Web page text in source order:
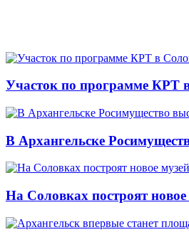
Участок по программе КРТ
В Архангельске
На Соловках построят